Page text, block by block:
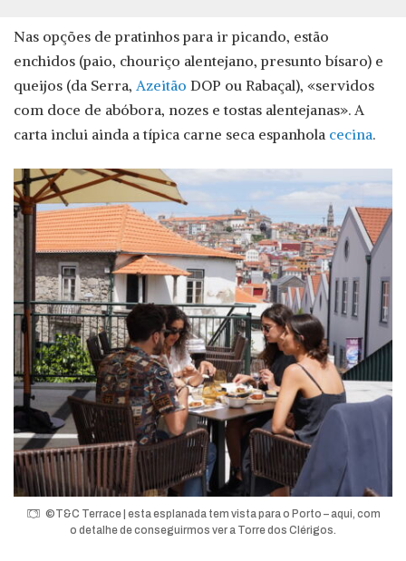
Nas opções de pratinhos para ir picando, estão
enchidos (paio, chouriço alentejano, presunto bísaro) e
queijos (da Serra, Azeitão DOP ou Rabaçal), «servidos
com doce de abóbora, nozes e tostas alentejanas». A
carta inclui ainda a típica carne seca espanhola cecina.
©T&C Terrace | esta esplanada tem vista para o Porto – aqui, com
o detalhe de conseguirmos ver a Torre dos Clérigos.